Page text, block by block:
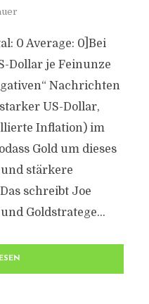
0 Average: 0]Bei
Dollar je Feinunze
Nachrichten
US-Dollar,
Inflation) im
Gold um dieses
stärkere
schreibt Joe
Goldstratege...